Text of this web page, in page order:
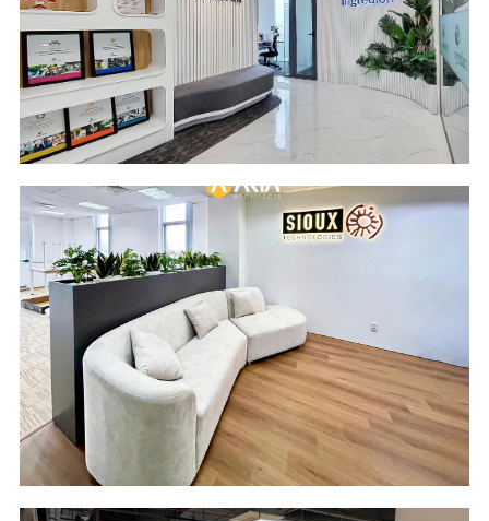
Location
Cobi Tower 1
Building - HCM City
Industry
Food Ingredients
Scope of Work
Design and Build
Location
Do Thanh Mekong
Building - HCM City
Industry
Software
Engineering